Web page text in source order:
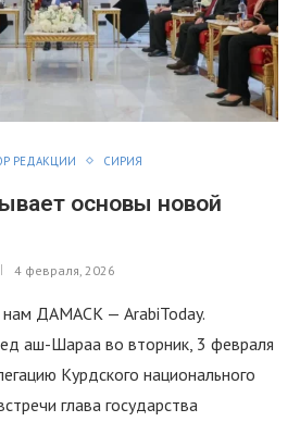
РЕДАКЦИИ СИРИЯ
основы новой
4 февраля, 2026
нам ДАМАСК — ArabiToday.
аш-Шараа во вторник, 3 февраля
Курдского национального
глава государства